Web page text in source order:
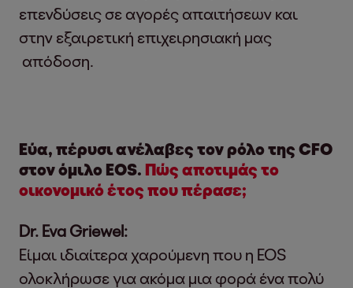
επενδύσεις σε αγορές απαιτήσεων και
στην εξαιρετική επιχειρησιακή μας
απόδοση.
Εύα, πέρυσι ανέλαβες τον ρόλο της CFO
στον όμιλο EOS. Πώς αποτιμάς το
οικονομικό έτος που πέρασε;
Dr. Eva Griewel:
Είμαι ιδιαίτερα χαρούμενη που η EOS
ολοκλήρωσε για ακόμα μια φορά ένα πολύ